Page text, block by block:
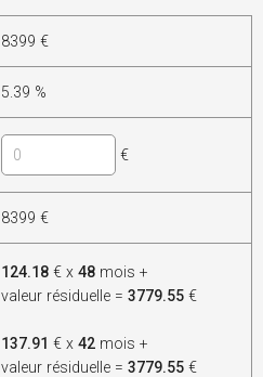
8399 €
5.39 %
€
8399 €
124.18 € x48 mois +
valeur résiduelle =3779.55 €
137.91 € x42 mois +
valeur résiduelle =3779.55 €